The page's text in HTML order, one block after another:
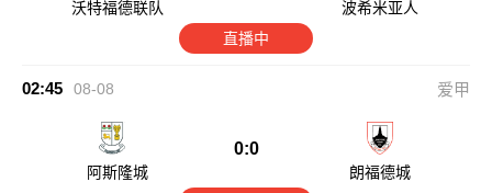
沃特福德联队
波希米亚人
直播中
02:45 08-08 爱甲
阿斯隆城
0:0
朗福德城